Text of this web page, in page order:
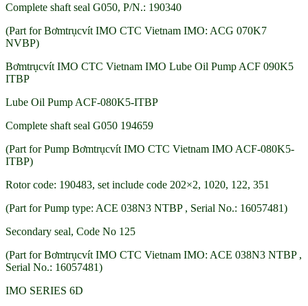
Complete shaft seal G050, P/N.: 190340
(Part for Bơmtrụcvít IMO CTC Vietnam IMO: ACG 070K7
NVBP)
Bơmtrụcvít IMO CTC Vietnam IMO Lube Oil Pump ACF 090K5
ITBP
Lube Oil Pump ACF-080K5-ITBP
Complete shaft seal G050 194659
(Part for Pump Bơmtrụcvít IMO CTC Vietnam IMO ACF-080K5-
ITBP)
Rotor code: 190483, set include code 202×2, 1020, 122, 351
(Part for Pump type: ACE 038N3 NTBP , Serial No.: 16057481)
Secondary seal, Code No 125
(Part for Bơmtrụcvít IMO CTC Vietnam IMO: ACE 038N3 NTBP ,
Serial No.: 16057481)
IMO SERIES 6D